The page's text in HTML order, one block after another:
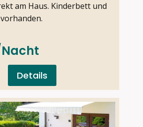
am Haus. Kinderbett und
Details